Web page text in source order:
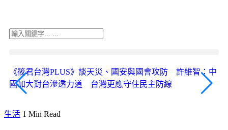
《筱君台灣PLUS》談天災、國安與國會攻防 許維智：中
國加大對台滲透力道 台灣更應守住民主防線
生活 1 Min Read